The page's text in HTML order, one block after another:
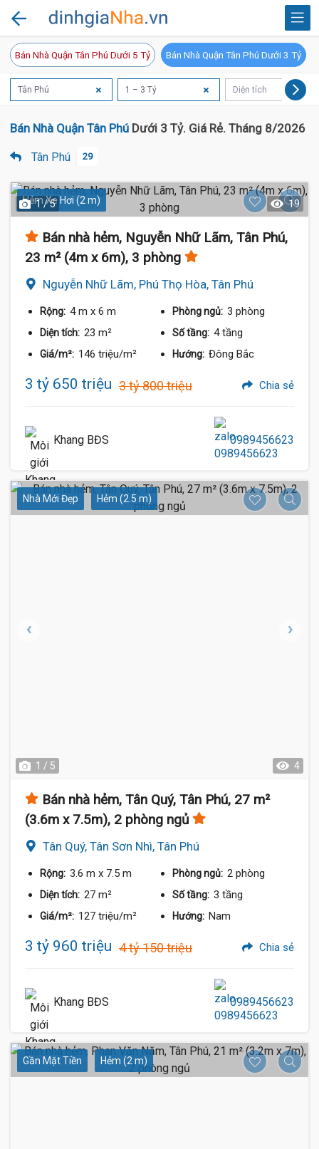
Bán Nhà Quận Tân Phú Dưới 5 Tỷ Bán Nhà Quận Tân Phú Dưới 3 Tỷ
Tân Phú 1 – 3 Tỷ Diện tích
Bán Nhà Quận Tân Phú Dưới 3 Tỷ. Giá Rẻ. Tháng 8/2026
Tân Phú 29
Hẻm Xe Hơi (2 m)
1 / 5 19
Bán nhà hẻm, Nguyễn Nhữ Lãm, Tân Phú,
23 m² (4m x 6m), 3 phòng
Nguyễn Nhữ Lãm, Phú Thọ Hòa, Tân Phú
Rộng: 4 m x 6 m Phòng ngủ: 3 phòng
Diện tích: 23 m² Số tầng: 4 tầng
Giá/m²: 146 triệu/m² Hướng: Đông Bắc
3 tỷ 650 triệu 3 tỷ 800 triệu Chia sẻ
Khang BĐS 0989456623
Nhà Mới Đẹp Hẻm (2.5 m)
1 / 5 4
Bán nhà hẻm, Tân Quý, Tân Phú, 27 m²
(3.6m x 7.5m), 2 phòng ngủ
Tân Quý, Tân Sơn Nhì, Tân Phú
Rộng: 3.6 m x 7.5 m Phòng ngủ: 2 phòng
Diện tích: 27 m² Số tầng: 3 tầng
Giá/m²: 127 triệu/m² Hướng: Nam
3 tỷ 960 triệu 4 tỷ 150 triệu Chia sẻ
Khang BĐS 0989456623
Gần Mặt Tiền Hẻm (2 m)